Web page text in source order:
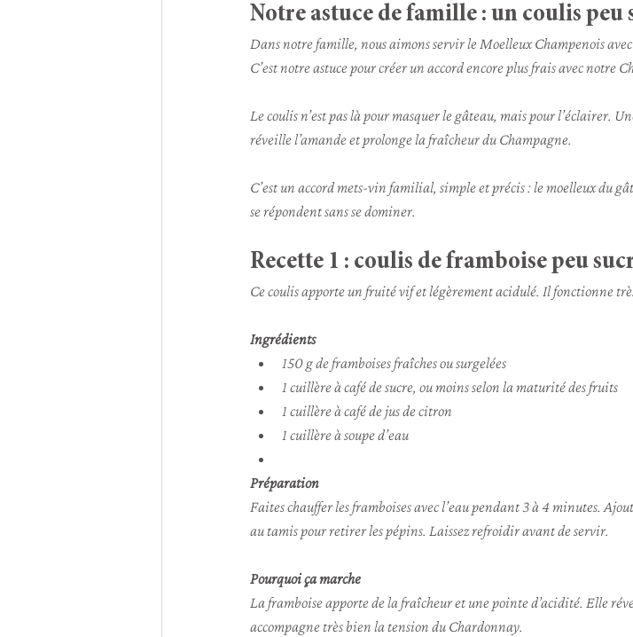
Notre astuce de famille : un coulis peu
Dans notre famille, nous aimons servir le Moelleux Champenois
C’est notre astuce pour créer un accord encore plus frais avec notre
Le coulis n’est pas là pour masquer le gâteau, mais pour l’éclairer.
réveille l’amande et prolonge la fraîcheur du Champagne.
C’est un accord mets-vin familial, simple et précis : le moelleux du
se répondent sans se dominer.
Recette 1 : coulis de framboise peu
Ce coulis apporte un fruité vif et légèrement acidulé. Il fonctionne
Ingrédients
150 g de framboises fraîches ou surgelées
1 cuillère à café de sucre, ou moins selon la maturité des fruits
1 cuillère à café de jus de citron
1 cuillère à soupe d’eau
Préparation
Faites chauffer les framboises avec l’eau pendant 3 à 4 minutes.
au tamis pour retirer les pépins. Laissez refroidir avant de servir.
Pourquoi ça marche
La framboise apporte de la fraîcheur et une pointe d’acidité. Elle
accompagne très bien la tension du Chardonnay.